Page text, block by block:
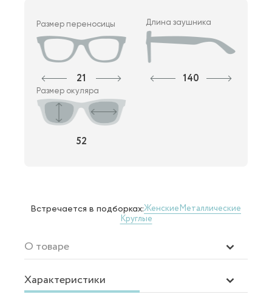
Размер переносицы
21
Длина заушника
140
Размер окуляра
52
Встречается в подборках:ЖенскиеМеталлические
Круглые
О товаре
Характеристики